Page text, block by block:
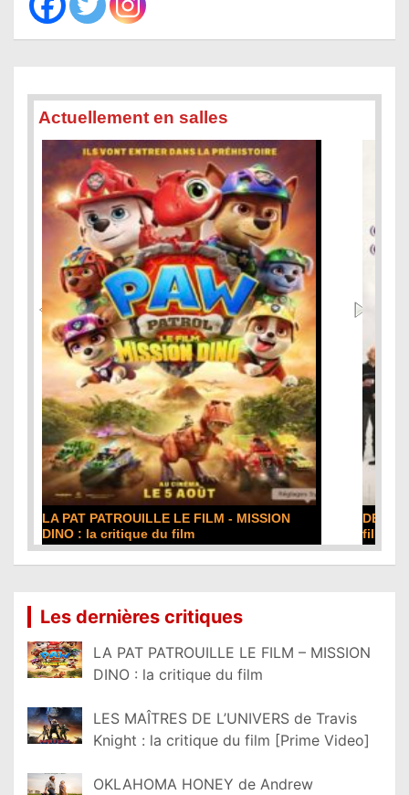
Actuellement en salles
DE LA COMÉDIE-FRANÇAISE : la critique du
film
Les dernières critiques
LA PAT PATROUILLE LE FILM – MISSION
DINO : la critique du film
LES MAÎTRES DE L’UNIVERS de Travis
Knight : la critique du film [Prime Video]
OKLAHOMA HONEY de Andrew